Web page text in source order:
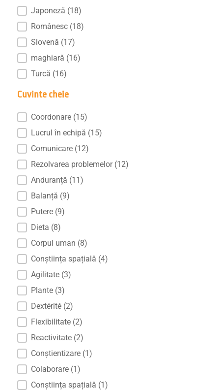
Japoneză (18)
Românesc (18)
Slovenă (17)
maghiară (16)
Turcă (16)
Cuvinte cheie
Cuvinte cheie
Coordonare (15)
Lucrul în echipă (15)
Comunicare (12)
Rezolvarea problemelor (12)
Anduranță (11)
Balanță (9)
Putere (9)
Dieta (8)
Corpul uman (8)
Conștiința spațială (4)
Agilitate (3)
Plante (3)
Dextérité (2)
Flexibilitate (2)
Reactivitate (2)
Conștientizare (1)
Colaborare (1)
Conștiința spațială (1)